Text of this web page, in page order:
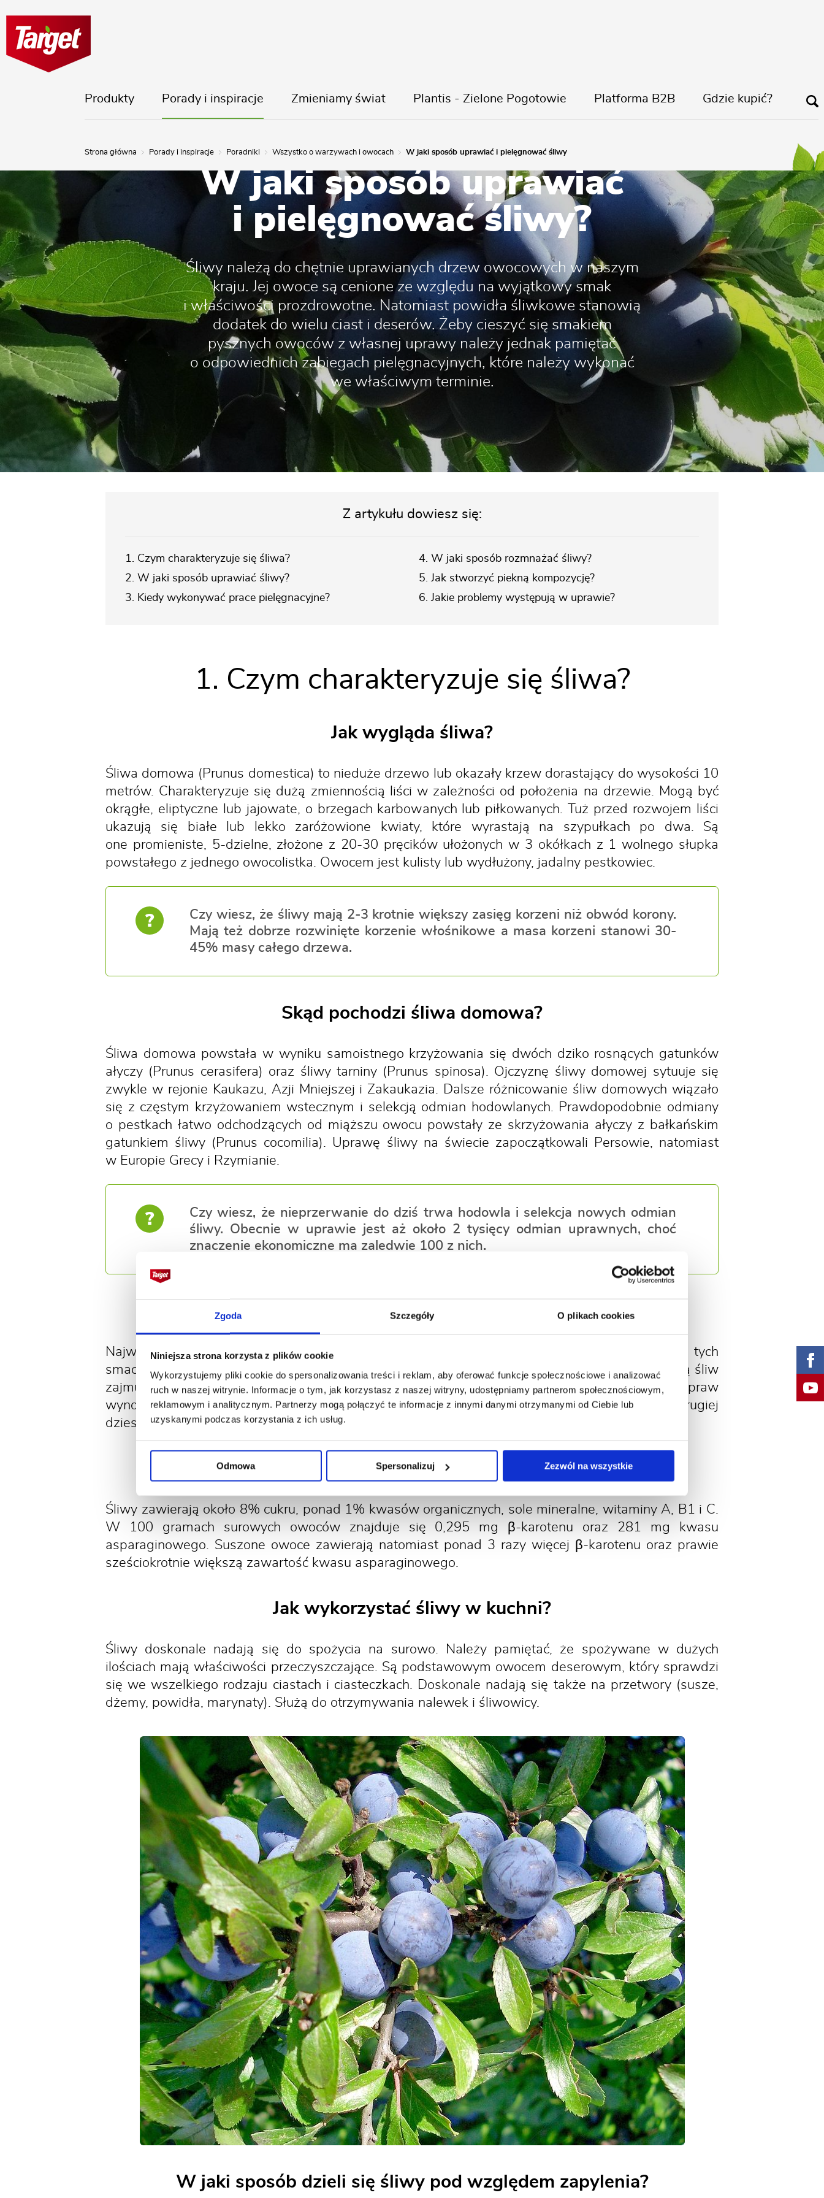
Zgoda Szczegóły O plikach cookies
Niniejsza strona korzysta z plików cookie
Wykorzystujemy pliki cookie do spersonalizowania treści i reklam, aby oferować funkcje społecznościowe i analizować
ruch w naszej witrynie. Informacje o tym, jak korzystasz z naszej witryny, udostępniamy partnerom społecznościowym,
reklamowym i analitycznym. Partnerzy mogą połączyć te informacje z innymi danymi otrzymanymi od Ciebie lub
uzyskanymi podczas korzystania z ich usług.
Odmowa Spersonalizuj Zezwól na wszystkie
Produkty Porady i inspiracje Zmieniamy świat Plantis - Zielone Pogotowie Platforma B2B Gdzie kupić?
Strona główna Porady i inspiracje Poradniki Wszystko o warzywach i owocach W jaki sposób uprawiać i pielęgnować śliwy
W jaki sposób uprawiać
i pielęgnować śliwy?
Śliwy należą do chętnie uprawianych drzew owocowych w naszym
kraju. Jej owoce są cenione ze względu na wyjątkowy smak
i właściwości prozdrowotne. Natomiast powidła śliwkowe stanowią
dodatek do wielu ciast i deserów. Żeby cieszyć się smakiem
pysznych owoców z własnej uprawy należy jednak pamiętać
o odpowiednich zabiegach pielęgnacyjnych, które należy wykonać
we właściwym terminie.
Z artykułu dowiesz się:
1. Czym charakteryzuje się śliwa?
2. W jaki sposób uprawiać śliwy?
3. Kiedy wykonywać prace pielęgnacyjne?
4. W jaki sposób rozmnażać śliwy?
5. Jak stworzyć piekną kompozycję?
6. Jakie problemy występują w uprawie?
1. Czym charakteryzuje się śliwa?
Jak wygląda śliwa?
Śliwa domowa (Prunus domestica) to nieduże drzewo lub okazały krzew dorastający do wysokości 10
metrów. Charakteryzuje się dużą zmiennością liści w zależności od położenia na drzewie. Mogą być
okrągłe, eliptyczne lub jajowate, o brzegach karbowanych lub piłkowanych. Tuż przed rozwojem liści
ukazują się białe lub lekko zaróżowione kwiaty, które wyrastają na szypułkach po dwa. Są
one promieniste, 5-dzielne, złożone z 20-30 pręcików ułożonych w 3 okółkach z 1 wolnego słupka
powstałego z jednego owocolistka. Owocem jest kulisty lub wydłużony, jadalny pestkowiec.
?
Czy wiesz, że śliwy mają 2-3 krotnie większy zasięg korzeni niż obwód korony.
Mają też dobrze rozwinięte korzenie włośnikowe a masa korzeni stanowi 30-
45% masy całego drzewa.
Skąd pochodzi śliwa domowa?
Śliwa domowa powstała w wyniku samoistnego krzyżowania się dwóch dziko rosnących gatunków
ałyczy (Prunus cerasifera) oraz śliwy tarniny (Prunus spinosa). Ojczyznę śliwy domowej sytuuje się
zwykle w rejonie Kaukazu, Azji Mniejszej i Zakaukazia. Dalsze różnicowanie śliw domowych wiązało
się z częstym krzyżowaniem wstecznym i selekcją odmian hodowlanych. Prawdopodobnie odmiany
o pestkach łatwo odchodzących od miąższu owocu powstały ze skrzyżowania ałyczy z bałkańskim
gatunkiem śliwy (Prunus cocomilia). Uprawę śliwy na świecie zapoczątkowali Persowie, natomiast
w Europie Grecy i Rzymianie.
?
Czy wiesz, że nieprzerwanie do dziś trwa hodowla i selekcja nowych odmian
śliwy. Obecnie w uprawie jest aż około 2 tysięcy odmian uprawnych, choć
znaczenie ekonomiczne ma zaledwie 100 z nich.
W jakich krajach znajdują się największe uprawy śliw?
Największym producentem śliw na świecie są Chiny, skąd pochodzi ponad 5 milionów ton tych
smacznych owoców. Wiodącym producentem są także Stany Zjednoczone. W Europie produkcją śliw
zajmują się przede wszystkim obywatele Serbii, Rumunii i Hiszpanii. Zbiory śliw z Polskich upraw
wynoszą ponad 100 tysięcy ton co w skali globalnej przekłada się na miejsce w połowie drugiej
dziesiątki.
Jakie wartości odżywcze mają owoce śliw?
Śliwy zawierają około 8% cukru, ponad 1% kwasów organicznych, sole mineralne, witaminy A, B1 i C.
W 100 gramach surowych owoców znajduje się 0,295 mg β-karotenu oraz 281 mg kwasu
asparaginowego. Suszone owoce zawierają natomiast ponad 3 razy więcej β-karotenu oraz prawie
sześciokrotnie większą zawartość kwasu asparaginowego.
Jak wykorzystać śliwy w kuchni?
Śliwy doskonale nadają się do spożycia na surowo. Należy pamiętać, że spożywane w dużych
ilościach mają właściwości przeczyszczające. Są podstawowym owocem deserowym, który sprawdzi
się we wszelkiego rodzaju ciastach i ciasteczkach. Doskonale nadają się także na przetwory (susze,
dżemy, powidła, marynaty). Służą do otrzymywania nalewek i śliwowicy.
W jaki sposób dzieli się śliwy pod względem zapylenia?